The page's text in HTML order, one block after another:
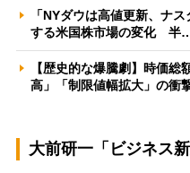
「NYダウは高値更新、ナ
する米国株市場の変化 半
【歴史的な爆騰劇】時価
高」「制限値幅拡大」の
大前研一「ビジネス